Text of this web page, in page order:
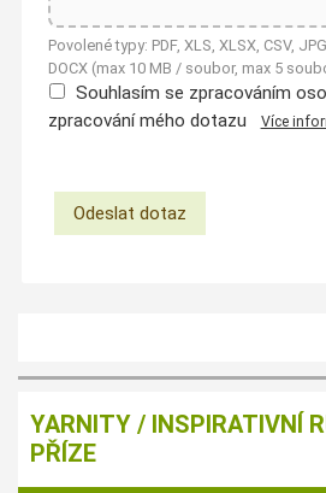
Povolené typy: PDF, XLS, XLSX, CSV,
DOCX (max 10 MB / soubor, max 5
Souhlasím se zpracováním
zpracování mého dotazu
Více
YARNITY / INSPIRATIVNÍ
PŘÍZE